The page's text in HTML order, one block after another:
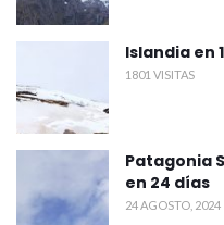
Islandia en
1801 VISITAS
Patagonia
en 24 días
24 AGOSTO, 2024